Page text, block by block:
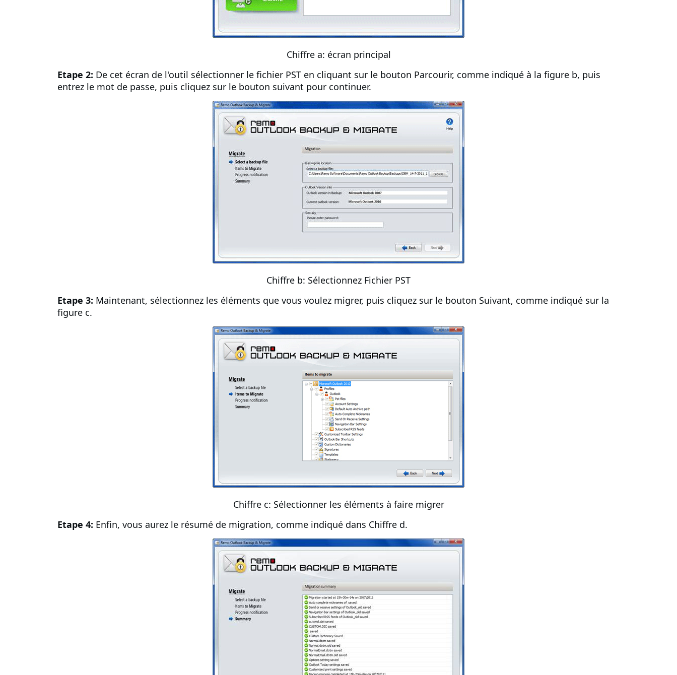
Chiffre a: écran principal
Etape 2: De cet écran de l'outil sélectionner le fichier PST en cliquant sur ​​le bouton Parcourir, comme indiqué à la figure b, puis
entrez le mot de passe, puis cliquez sur le bouton suivant pour continuer.
Chiffre b: Sélectionnez Fichier PST
Etape 3: Maintenant, sélectionnez les éléments que vous voulez migrer, puis cliquez sur le bouton Suivant, comme indiqué sur la
figure c.
Chiffre c: Sélectionner les éléments à faire migrer
Etape 4: Enfin, vous aurez le résumé de migration, comme indiqué dans Chiffre d.